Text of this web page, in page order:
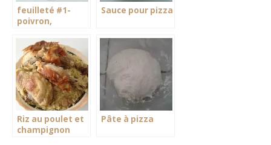
feuilleté #1-
poivron,
Sauce pour pizza
Riz au poulet et
champignon
Pâte à pizza